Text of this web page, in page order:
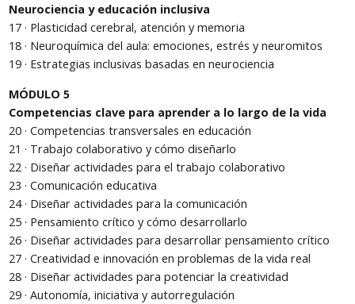
Neurociencia y educación inclusiva
17 · Plasticidad cerebral, atención y memoria
18 · Neuroquímica del aula: emociones, estrés y neuromitos
19 · Estrategias inclusivas basadas en neurociencia
MÓDULO 5
Competencias clave para aprender a lo largo de la vida
20 · Competencias transversales en educación
21 · Trabajo colaborativo y cómo diseñarlo
22 · Diseñar actividades para el trabajo colaborativo
23 · Comunicación educativa
24 · Diseñar actividades para la comunicación
25 · Pensamiento crítico y cómo desarrollarlo
26 · Diseñar actividades para desarrollar pensamiento crítico
27 · Creatividad e innovación en problemas de la vida real
28 · Diseñar actividades para potenciar la creatividad
29 · Autonomía, iniciativa y autorregulación